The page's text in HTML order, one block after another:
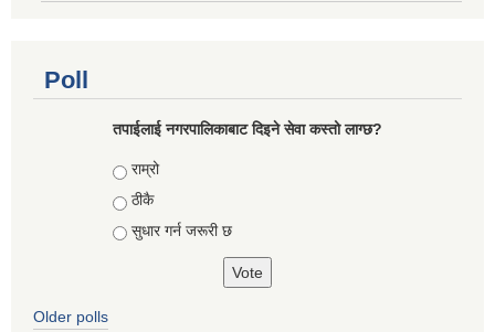
Poll
तपाईलाई नगरपालिकाबाट दिइने सेवा कस्तो लाग्छ?
Choices
राम्रो
ठीकै
सुधार गर्न जरूरी छ
Older polls